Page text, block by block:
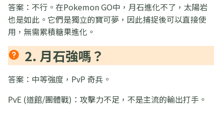
答案：不行。在Pokemon GO中，月石進化不了，太陽岩
也是如此。它們是獨立的寶可夢，因此捕捉後可以直接使
用，無需累積糖果進化。
2. 月石強嗎？
答案：中等強度，PvP 奇兵。
PvE (道館/團體戰)：攻擊力不足，不是主流的輸出打手。